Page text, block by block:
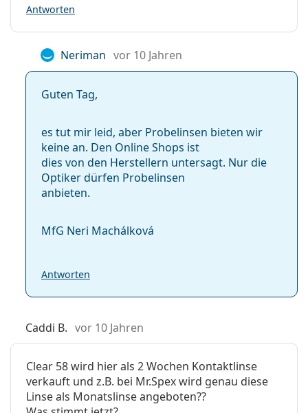
Antworten
Neriman vor 10 Jahren
Guten Tag,
es tut mir leid, aber Probelinsen bieten wir
keine an. Den Online Shops ist
dies von den Herstellern untersagt. Nur die
Optiker dürfen Probelinsen
anbieten.
MfG Neri Machálková
Antworten
Caddi B. vor 10 Jahren
Clear 58 wird hier als 2 Wochen Kontaktlinse
verkauft und z.B. bei Mr.Spex wird genau diese
Linse als Monatslinse angeboten??